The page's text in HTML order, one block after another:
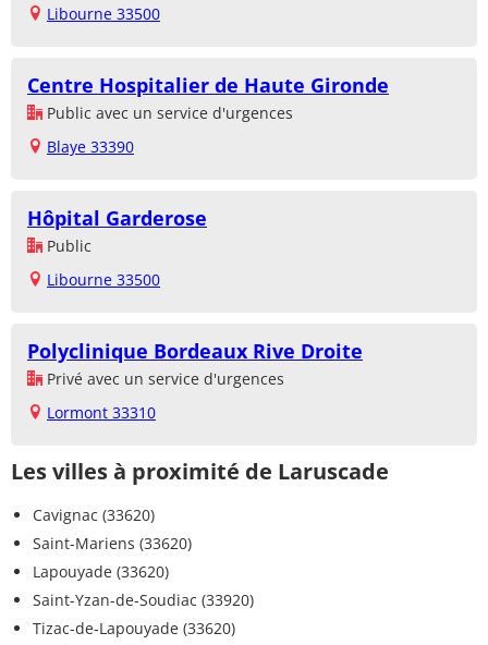
Libourne 33500
Centre Hospitalier de Haute Gironde
Public avec un service d'urgences
Blaye 33390
Hôpital Garderose
Public
Libourne 33500
Polyclinique Bordeaux Rive Droite
Privé avec un service d'urgences
Lormont 33310
Les villes à proximité de Laruscade
Cavignac (33620)
Saint-Mariens (33620)
Lapouyade (33620)
Saint-Yzan-de-Soudiac (33920)
Tizac-de-Lapouyade (33620)